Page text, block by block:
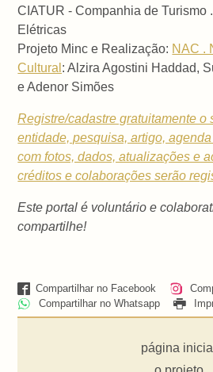
CIATUR - Companhia de Turismo
Elétricas
Projeto Minc e Realização: NAC .
Cultural : Alzira Agostini Haddad,
e Adenor Simões
Registre/cadastre gratuitamente o
entidade, pesquisa, artigo,
com fotos, dados, atualizações e
créditos e colaborações serão
Este portal é voluntário e
compartilhe!
Compartilhar no Facebook
Compartilhar no Whatsapp
página inicial